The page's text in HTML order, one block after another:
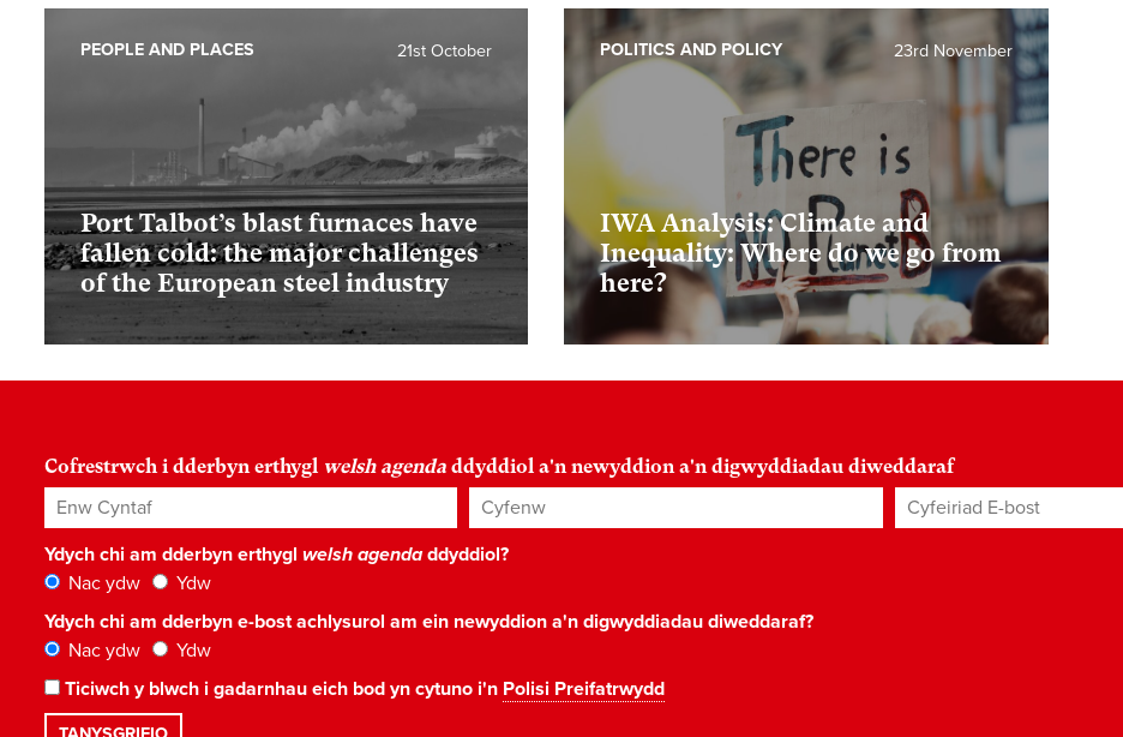
Port Talbot’s blast furnaces have
fallen cold: the major challenges
of the European steel industry
21st October
PEOPLE AND PLACES
IWA Analysis: Climate and
Inequality: Where do we go from
here?
23rd November
POLITICS AND POLICY
Cofrestrwch i dderbyn erthygl welsh agenda ddyddiol a'n newyddion a'n digwyddiadau diweddaraf
Enw Cyntaf Cyfenw Cyfeiriad E-bost*
Ydych chi am dderbyn erthygl welsh agendaddyddiol?
Nac ydw
Ydw
Ydych chi am dderbyn e-bost achlysurol am ein newyddion a'n digwyddiadau diweddaraf?
Nac ydw
Ydw
Ticiwch y blwch i gadarnhau eich bod yn cytuno i'n Polisi Preifatrwydd